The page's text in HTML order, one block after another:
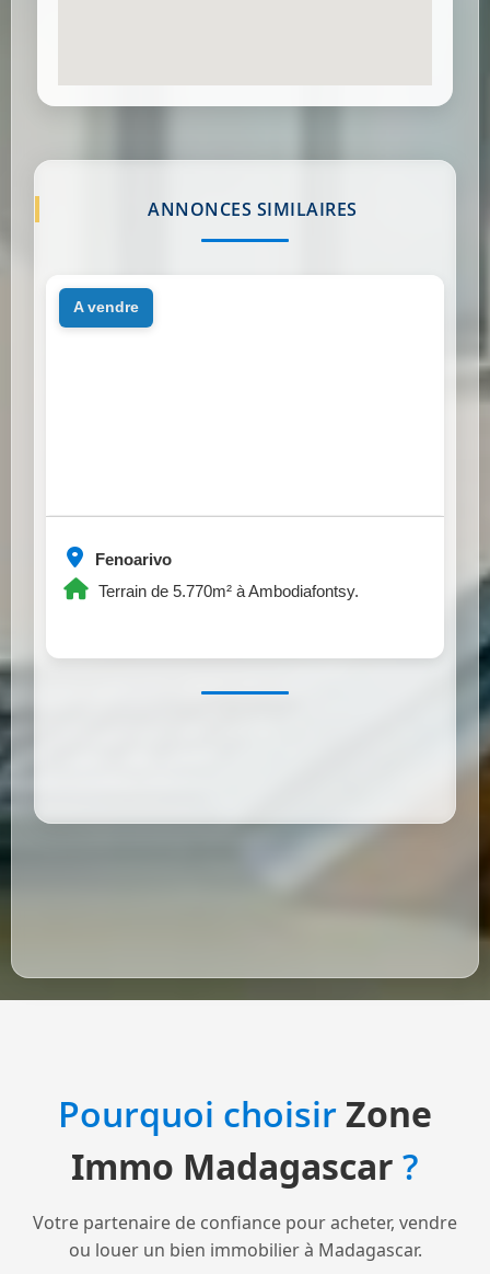
ANNONCES SIMILAIRES
Fenoarivo
Terrain de 5.770m² à Ambodiafontsy.
a vendre
Pourquoi choisirZone
Immo Madagascar ?
Votre partenaire de confiance pour acheter, vendre
ou louer un bien immobilier à Madagascar.